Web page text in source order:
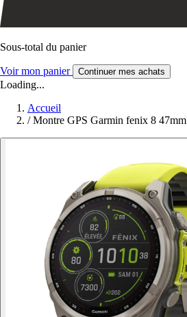
Sous-total du panier
Voir mon panier Continuer mes achats
Loading...
Accueil
/ Montre GPS Garmin fenix 8 47mm